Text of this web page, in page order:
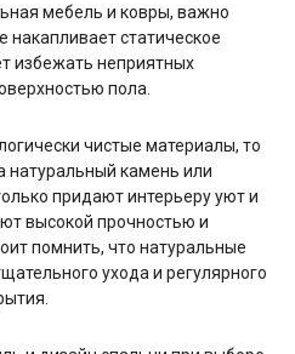
мебель и ковры, важно
накапливает статическое
избежать неприятных
пола.
чистые материалы, то
натуральный камень или
придают интерьеру уют и
высокой прочностью и
помнить, что натуральные
ухода и регулярного